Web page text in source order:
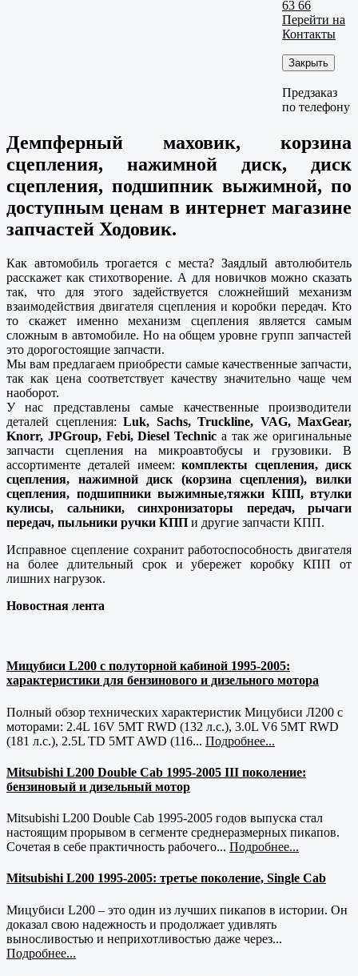
63 66
Перейти на
Контакты
Закрыть
Предзаказ
по телефону
Демпферный маховик, корзина
сцепления, нажимной диск, диск
сцепления, подшипник выжимной, по
доступным ценам в интернет магазине
запчастей Ходовик.
Как автомобиль трогается с места? Заядлый автолюбитель
расскажет как стихотворение. А для новичков можно сказать
так, что для этого задействуется сложнейший механизм
взаимодействия двигателя сцепления и коробки передач. Кто
то скажет именно механизм сцепления является самым
сложным в автомобиле. Но на общем уровне групп запчастей
это дорогостоящие запчасти.
Мы вам предлагаем приобрести самые качественные запчасти,
так как цена соответствует качеству значительно чаще чем
наоборот.
У нас представлены самые качественные производители
деталей сцепления: Luk, Sachs, Truckline, VAG, MaxGear,
Knorr, JPGroup, Febi, Diesel Technic а так же оригинальные
запчасти сцепления на микроавтобусы и грузовики. В
ассортименте деталей имеем:комплекты сцепления, диск
сцепления, нажимной диск (корзина сцепления), вилки
сцепления, подшипники выжимные,тяжки КПП, втулки
кулисы, сальники, синхронизаторы передач, рычаги
передач, пыльники ручки КПП и другие запчасти КПП.
Исправное сцепление сохранит работоспособность двигателя
на более длительный срок и убережет коробку КПП от
лишних нагрузок.
Новостная лента
Мицубиси L200 с полуторной кабиной 1995-2005:
характеристики для бензинового и дизельного мотора
Полный обзор технических характеристик Мицубиси Л200 с
моторами: 2.4L 16V 5MT RWD (132 л.с.), 3.0L V6 5MT RWD
(181 л.с.), 2.5L TD 5MT AWD (116... Подробнее...
Mitsubishi L200 Double Cab 1995-2005 III поколение:
бензиновый и дизельный мотор
Mitsubishi L200 Double Cab 1995-2005 годов выпуска стал
настоящим прорывом в сегменте среднеразмерных пикапов.
Сочетая в себе практичность рабочего... Подробнее...
Mitsubishi L200 1995-2005: третье поколение, Single Cab
Мицубиси L200 – это один из лучших пикапов в истории. Он
доказал свою надежность и продолжает удивлять
выносливостью и неприхотливостью даже через...
Подробнее...